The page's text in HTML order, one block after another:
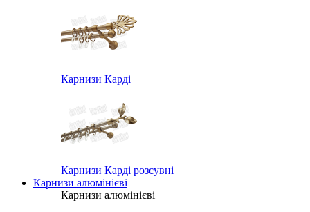
Карнизи Карді
Карнизи Карді розсувні
Карнизи алюмінієві
Карнизи алюмінієві